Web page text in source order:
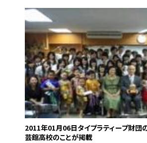
2011年01月06日タイプラティープ財
芸館高校のことが掲載